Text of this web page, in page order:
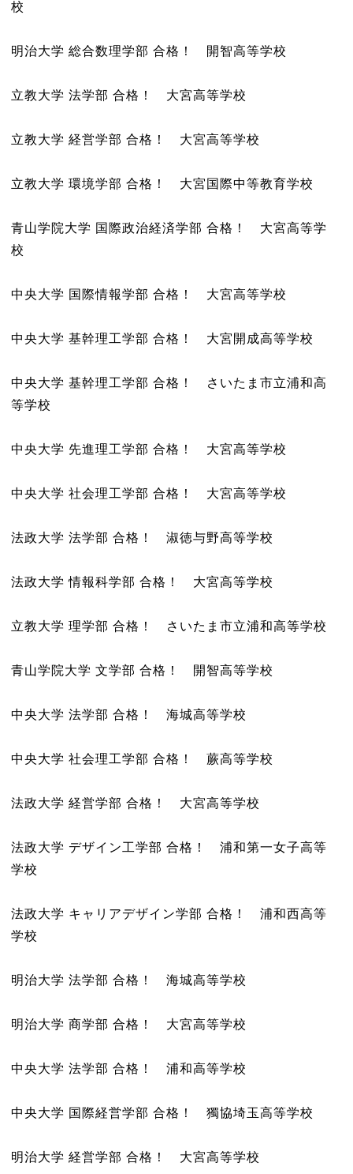
校
明治大学 総合数理学部 合格！ 開智高等学校
立教大学 法学部 合格！ 大宮高等学校
立教大学 経営学部 合格！ 大宮高等学校
立教大学 環境学部 合格！ 大宮国際中等教育学校
青山学院大学 国際政治経済学部 合格！ 大宮高等学
校
中央大学 国際情報学部 合格！ 大宮高等学校
中央大学 基幹理工学部 合格！ 大宮開成高等学校
中央大学 基幹理工学部 合格！ さいたま市立浦和高
等学校
中央大学 先進理工学部 合格！ 大宮高等学校
中央大学 社会理工学部 合格！ 大宮高等学校
法政大学 法学部 合格！ 淑徳与野高等学校
法政大学 情報科学部 合格！ 大宮高等学校
立教大学 理学部 合格！ さいたま市立浦和高等学校
青山学院大学 文学部 合格！ 開智高等学校
中央大学 法学部 合格！ 海城高等学校
中央大学 社会理工学部 合格！ 蕨高等学校
法政大学 経営学部 合格！ 大宮高等学校
法政大学 デザイン工学部 合格！ 浦和第一女子高等
学校
法政大学 キャリアデザイン学部 合格！ 浦和西高等
学校
明治大学 法学部 合格！ 海城高等学校
明治大学 商学部 合格！ 大宮高等学校
中央大学 法学部 合格！ 浦和高等学校
中央大学 国際経営学部 合格！ 獨協埼玉高等学校
明治大学 経営学部 合格！ 大宮高等学校